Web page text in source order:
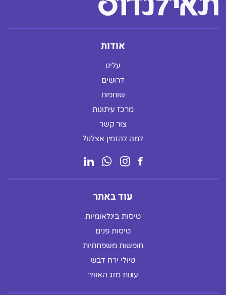
אודות
עלינו
דרושים
שותפות
מרכז עיתונות
צור קשר
למה להזמין אצלנו?
עוד באתר
טיסות בינלאומיות
טיסות פנים
חופשות משפחתיות
טיולי ירח דבש
עונות מזג האוויר